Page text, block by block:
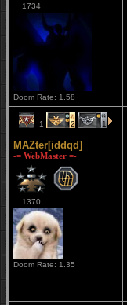
1734
Doom Rate: 1.58
1 2 1
MAZter[iddqd]
-= WebMaster =-
1370
Doom Rate: 1.35